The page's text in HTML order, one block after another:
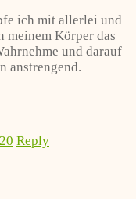
ich mit allerlei und
meinem Körper das
und darauf
anstrengend.
Reply